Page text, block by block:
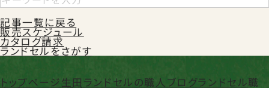
会社概要
お買い物ガイド
プライバシーポリシー
記事一覧に戻る
販売スケジュール
カタログ請求
ランドセルをさがす
トップページ 生田ランドセルの職人ブログランドセル職